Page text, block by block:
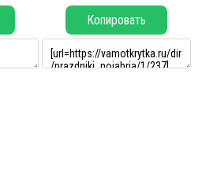
Копировать